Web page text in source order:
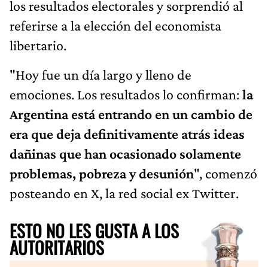
los resultados electorales y sorprendió al
referirse a la elección del economista
libertario.
"Hoy fue un día largo y lleno de
emociones. Los resultados lo confirman:la
Argentina está entrando en un cambio de
era que deja definitivamente atrás ideas
dañinas que han ocasionado solamente
problemas, pobreza y desunión", comenzó
posteando en X, la red social ex Twitter.
ESTO NO LES GUSTA A LOS
AUTORITARIOS